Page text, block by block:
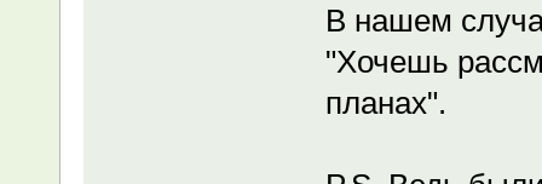
В нашем
"Хочешь
планах".